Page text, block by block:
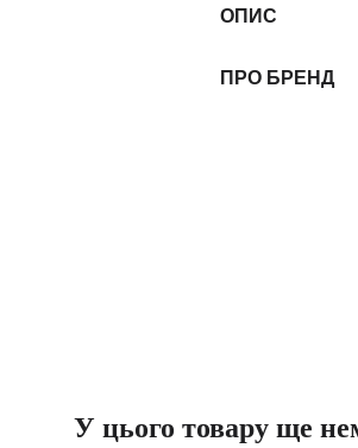
ОПИС
ПРО БРЕНД
У цього товару ще